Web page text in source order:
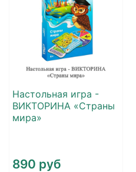
Настольная игра -
ВИКТОРИНА «Страны
мира»
890 руб